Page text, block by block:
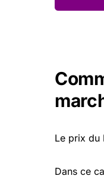
Le prix du
Dans ce